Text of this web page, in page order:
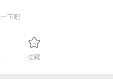
下吧
收藏